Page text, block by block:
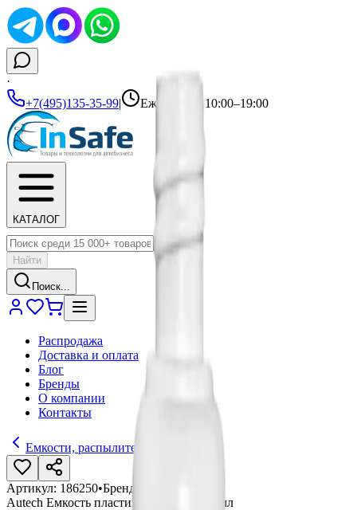
·
+7(495)135-35-99| Ежедневно 10:00–19:00
КАТАЛОГ
Найти
Поиск...
Распродажа
Доставка и оплата
Блог
Бренды
О компании
Контакты
Емкости, распылители, дозаторы
Артикул: 186250•Бренд:
Autech Емкость пластиковая белая 250 мл